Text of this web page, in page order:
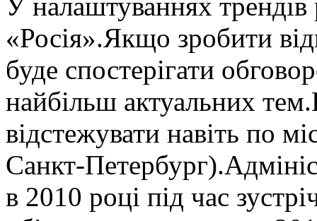
У налаштуваннях
«Росія».Якщо зробити
буде спостерігати
найбільш актуальних
відстежувати навіть по
Санкт-
в 2010 році під час